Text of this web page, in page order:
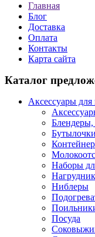
Главная
Блог
Доставка
Оплата
Контакты
Карта сайта
Каталог
Аксессуары для
Бутылочки
Наборы
Ниблеры
Посуда